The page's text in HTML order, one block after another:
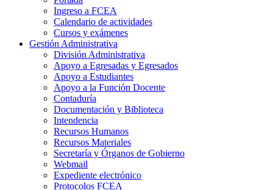
Ingreso a FCEA
Calendario de actividades
Cursos y exámenes
Gestión Administrativa
División Administrativa
Apoyo a Egresadas y Egresados
Apoyo a Estudiantes
Apoyo a la Función Docente
Contaduría
Documentación y Biblioteca
Intendencia
Recursos Humanos
Recursos Materiales
Secretaría y Órganos de Gobierno
Webmail
Expediente electrónico
Protocolos FCEA